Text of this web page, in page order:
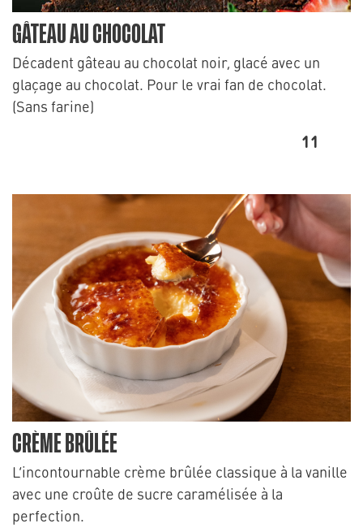
GÂTEAU AU CHOCOLAT
Décadent gâteau au chocolat noir, glacé avec un
glaçage au chocolat. Pour le vrai fan de chocolat.
(Sans farine)
11
CRÈME BRÛLÉE
L’incontournable crème brûlée classique à la vanille
avec une croûte de sucre caramélisée à la
perfection.